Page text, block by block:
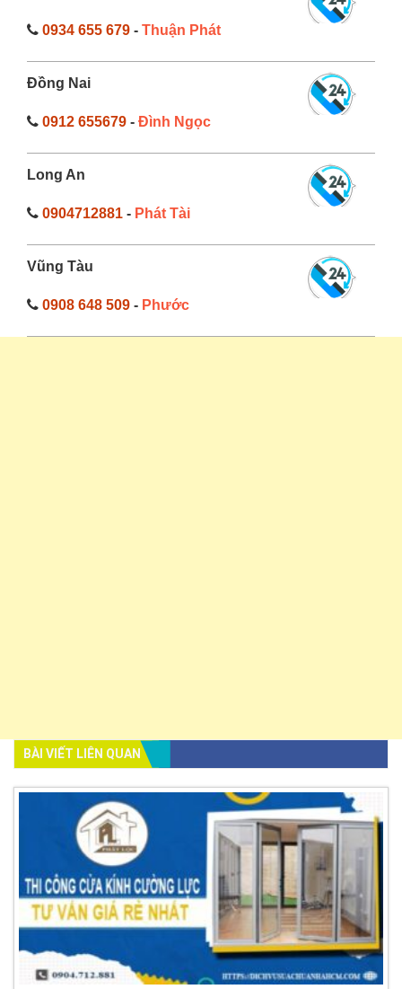
0934 655 679 - Thuận Phát
Đồng Nai
0912 655679 - Đình Ngọc
Long An
0904712881 - Phát Tài
Vũng Tàu
0908 648 509 - Phước
BÀI VIẾT LIÊN QUAN